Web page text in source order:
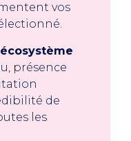
vos
présence
de
les